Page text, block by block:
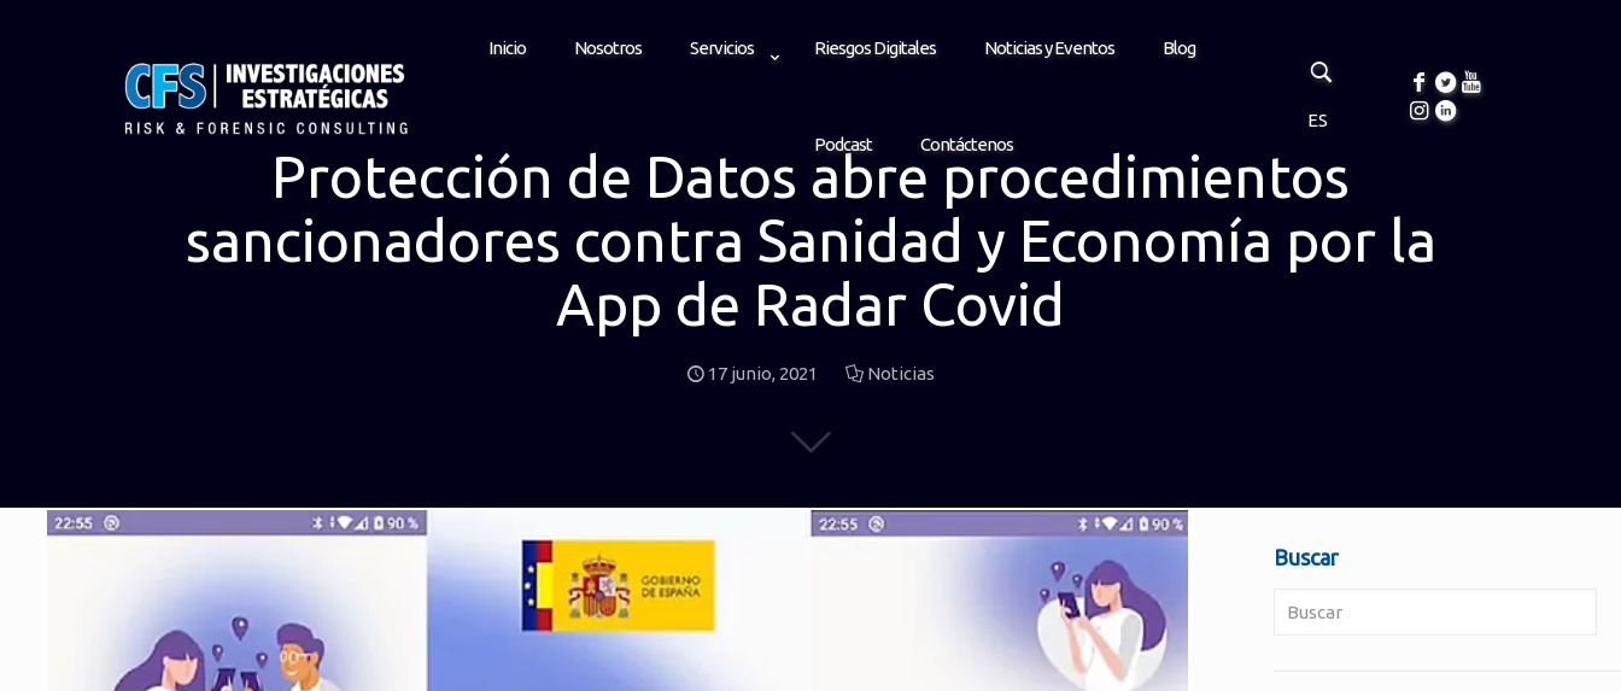
Inicio Nosotros Servicios Riesgos Digitales Noticias y Eventos Blog
Podcast Contáctenos
ES
Protección de Datos abre procedimientos
sancionadores contra Sanidad y Economía por la
App de Radar Covid
17 junio, 2021 Noticias
Buscar